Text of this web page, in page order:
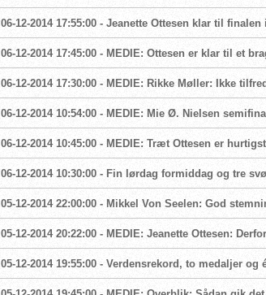
06-12-2014 17:55:00 - Jeanette Ottesen klar til
06-12-2014 17:45:00 - MEDIE: Ottesen er klar til et
06-12-2014 17:30:00 - MEDIE: Rikke Møller: Ikke
06-12-2014 10:54:00 - MEDIE: Mie Ø. Nielsen
06-12-2014 10:45:00 - MEDIE: Træt Ottesen er
06-12-2014 10:30:00 - Fin lørdag formiddag og tre
05-12-2014 22:00:00 - Mikkel Von Seelen: God
05-12-2014 20:22:00 - MEDIE: Jeanette Ottesen:
05-12-2014 19:55:00 - Verdensrekord, to medaljer